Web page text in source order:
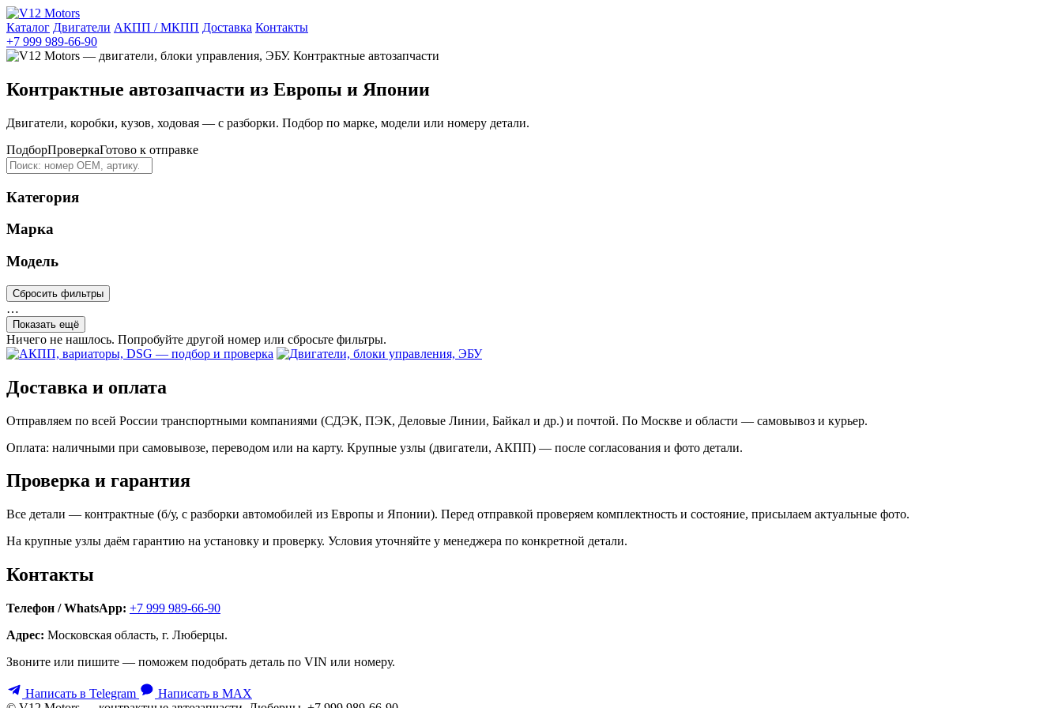
Каталог Двигатели АКПП / МКПП Доставка Контакты
+7 999 989-66-90
Контрактные автозапчасти из Европы и Японии
Двигатели, коробки, кузов, ходовая — с разборки. Подбор по марке, модели или номеру детали.
ПодборПроверкаГотово к отправке
Категория
Марка
Модель
Сбросить фильтры
…
Показать ещё
Ничего не нашлось. Попробуйте другой номер или сбросьте фильтры.
Доставка и оплата
Отправляем по всей России транспортными компаниями (СДЭК, ПЭК, Деловые Линии, Байкал и др.) и почтой. По Москве и области — самовывоз и курьер.
Оплата: наличными при самовывозе, переводом или на карту. Крупные узлы (двигатели, АКПП) — после согласования и фото детали.
Проверка и гарантия
Все детали — контрактные (б/у, с разборки автомобилей из Европы и Японии). Перед отправкой проверяем комплектность и состояние, присылаем актуальные фото.
На крупные узлы даём гарантию на установку и проверку. Условия уточняйте у менеджера по конкретной детали.
Контакты
Телефон / WhatsApp: +7 999 989-66-90
Адрес: Московская область, г. Люберцы.
Звоните или пишите — поможем подобрать деталь по VIN или номеру.
Написать в Telegram
Написать в MAX